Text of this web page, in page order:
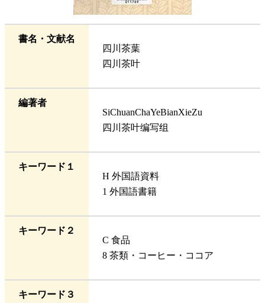
書名・文献名
四川茶葉
四川茶叶
編著者
SiChuanChaYeBianXieZu
四川茶叶编写组
キーワード１
H 外国語資料
1 外国語書籍
キーワード２
C 食品
8 茶類・コーヒー・ココア
キーワード３